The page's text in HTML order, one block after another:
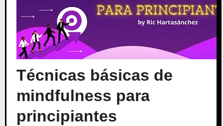
Técnicas básicas de
mindfulness para
principiantes